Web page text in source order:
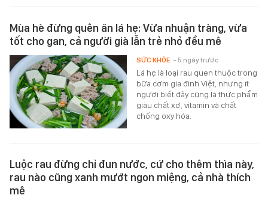
Mùa hè đừng quên ăn lá hẹ: Vừa nhuận tràng, vừa
tốt cho gan, cả người già lẫn trẻ nhỏ đều mê
Lá hẹ là loại rau quen thuộc trong
bữa cơm gia đình Việt, nhưng ít
người biết đây cũng là thực phẩm
giàu chất xơ, vitamin và chất
chống oxy hóa.
SỨC KHỎE - 5 ngày trước
Luộc rau đừng chỉ đun nước, cứ cho thêm thìa này,
rau nào cũng xanh mướt ngon miệng, cả nhà thích
mê